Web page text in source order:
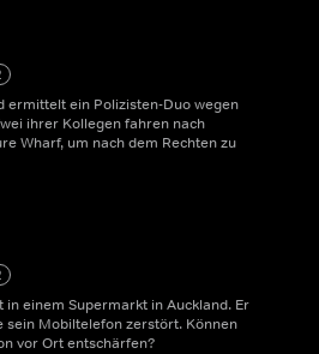
ermittelt ein Polizisten-Duo wegen
ihrer Kollegen fahren nach
Wharf, um nach dem Rechten zu
einem Supermarkt in Auckland. Er
sein Mobiltelefon zerstört. Können
vor Ort entschärfen?